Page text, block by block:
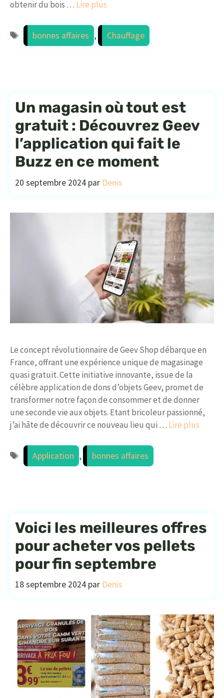
obtenir du bois … Lire plus
Étiquettes
bonnes affaires , Chauffage
Un magasin où tout est
gratuit : Découvrez Geev
l’application qui fait le
Buzz en ce moment
20 septembre 2024 par Denis
Le concept révolutionnaire de Geev Shop débarque en
France, offrant une expérience unique de magasinage
quasi gratuit. Cette initiative innovante, issue de la
célèbre application de dons d’objets Geev, promet de
transformer notre façon de consommer et de donner
une seconde vie aux objets. Etant bricoleur passionné,
j’ai hâte de découvrir ce nouveau lieu qui … Lire plus
Étiquettes
Application , bonnes affaires
Voici les meilleures offres
pour acheter vos pellets
pour fin septembre
18 septembre 2024 par Denis